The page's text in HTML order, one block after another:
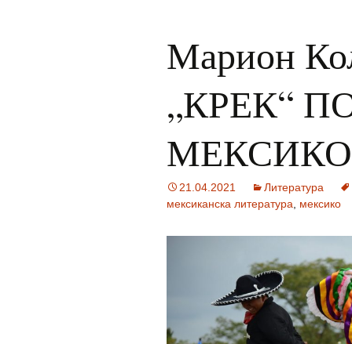
Марион
„КРЕК“
МЕКСИКО
21.04.2021
Литература
мексиканска литература
мексико